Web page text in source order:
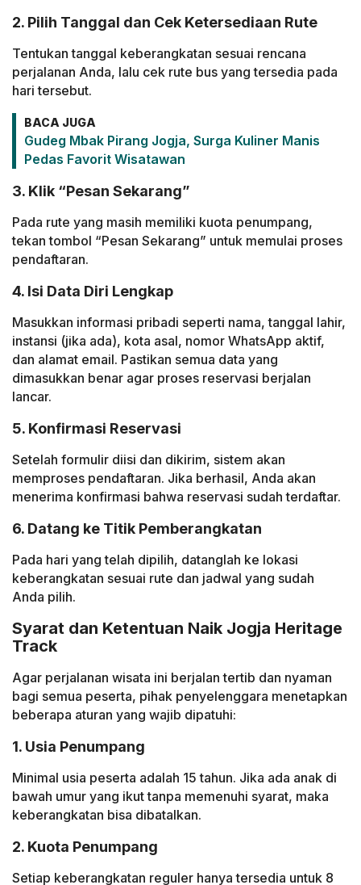
2. Pilih Tanggal dan Cek Ketersediaan Rute
Tentukan tanggal keberangkatan sesuai rencana
perjalanan Anda, lalu cek rute bus yang tersedia pada
hari tersebut.
BACA JUGA
Gudeg Mbak Pirang Jogja, Surga Kuliner Manis
Pedas Favorit Wisatawan
3. Klik “Pesan Sekarang”
Pada rute yang masih memiliki kuota penumpang,
tekan tombol “Pesan Sekarang” untuk memulai proses
pendaftaran.
4. Isi Data Diri Lengkap
Masukkan informasi pribadi seperti nama, tanggal lahir,
instansi (jika ada), kota asal, nomor WhatsApp aktif,
dan alamat email. Pastikan semua data yang
dimasukkan benar agar proses reservasi berjalan
lancar.
5. Konfirmasi Reservasi
Setelah formulir diisi dan dikirim, sistem akan
memproses pendaftaran. Jika berhasil, Anda akan
menerima konfirmasi bahwa reservasi sudah terdaftar.
6. Datang ke Titik Pemberangkatan
Pada hari yang telah dipilih, datanglah ke lokasi
keberangkatan sesuai rute dan jadwal yang sudah
Anda pilih.
Syarat dan Ketentuan Naik Jogja Heritage
Track
Agar perjalanan wisata ini berjalan tertib dan nyaman
bagi semua peserta, pihak penyelenggara menetapkan
beberapa aturan yang wajib dipatuhi:
1. Usia Penumpang
Minimal usia peserta adalah 15 tahun. Jika ada anak di
bawah umur yang ikut tanpa memenuhi syarat, maka
keberangkatan bisa dibatalkan.
2. Kuota Penumpang
Setiap keberangkatan reguler hanya tersedia untuk 8